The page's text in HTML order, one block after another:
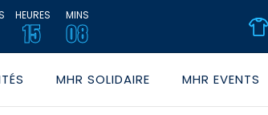
HEURES
15
MINS
08
MHR SOLIDAIRE MHR EVENTS